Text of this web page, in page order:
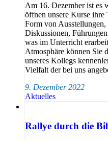
Am 16. Dezember ist es
öffnen unsere Kurse ihre
Form von
Diskussionen,
was im Unterricht
Atmosphäre können Sie
unseres Kollegs
Vielfalt der bei uns
9. Dezember 2022
Aktuelles
Rallye durch die